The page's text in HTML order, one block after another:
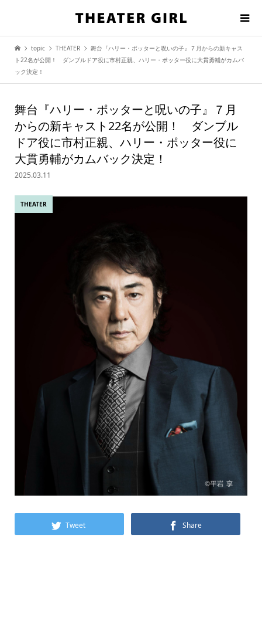
topic THEATER
舞台『ハリー・ポッターと呪いの子』７月からの新キャス
ト22名が公開！ ダンブルドア役に市村正親、ハリー・ポッター役に大貫勇輔がカムバ
ック決定！
舞台『ハリー・ポッターと呪いの子』７月
からの新キャスト22名が公開！ ダンブル
ドア役に市村正親、ハリー・ポッター役に
大貫勇輔がカムバック決定！
2025.03.11
THEATER
Tweet Share